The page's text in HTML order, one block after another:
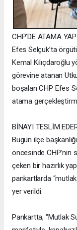
CHP’DE ATAMA
Efes Selçuk’ta
Kemal Kılıçdaroğlu
görevine atanan
boşalan CHP Efes
atama
BİNAYI TESLİM
Bugün ilçe
öncesinde CHP’nin
çeken bir hazırlık
pankartlarda
yer verildi.
Pankartta, “Mutlak